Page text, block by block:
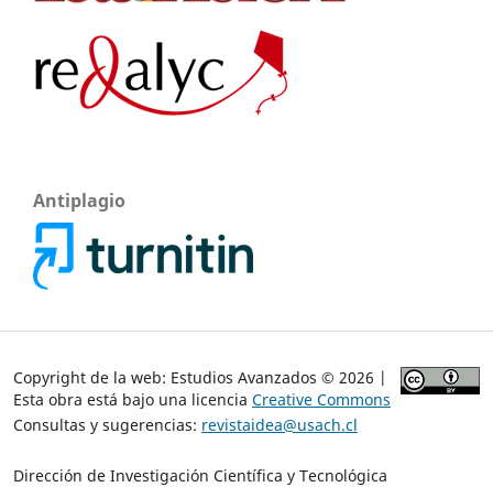
Antiplagio
Copyright de la web: Estudios Avanzados © 2026 |
Esta obra está bajo una licencia Creative Commons
Consultas y sugerencias: revistaidea@usach.cl
Dirección de Investigación Científica y Tecnológica